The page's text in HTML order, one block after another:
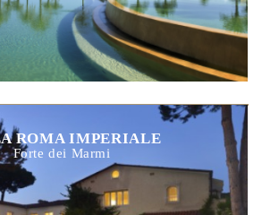
ROMA IMPERIALE
Forte dei Marmi